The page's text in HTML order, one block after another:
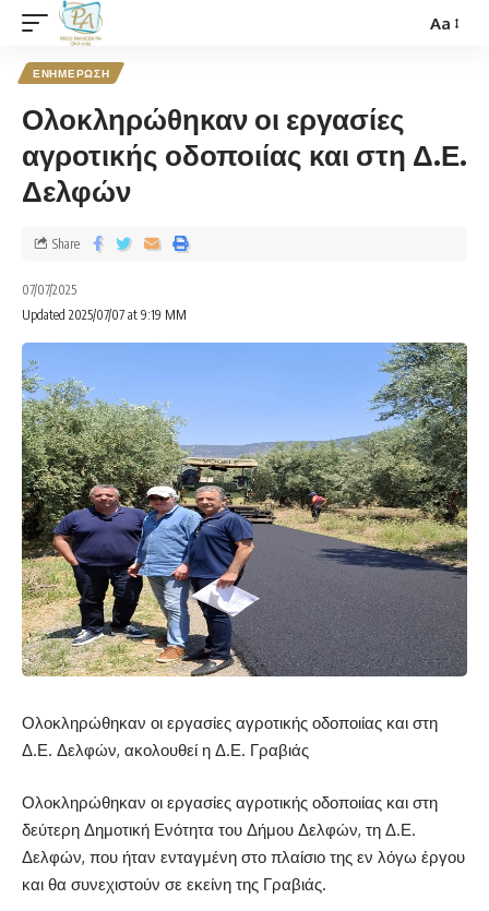
Aa
ΕΝΗΜΕΡΩΣΗ
Ολοκληρώθηκαν οι εργασίες
αγροτικής οδοποιίας και στη Δ.Ε.
Δελφών
07/07/2025
Updated 2025/07/07 at 9:19 ΜΜ
Share
Ολοκληρώθηκαν οι εργασίες αγροτικής οδοποιίας και στη
Δ.Ε. Δελφών, ακολουθεί η Δ.Ε. Γραβιάς
Ολοκληρώθηκαν οι εργασίες αγροτικής οδοποιίας και στη
δεύτερη Δημοτική Ενότητα του Δήμου Δελφών, τη Δ.Ε.
Δελφών, που ήταν ενταγμένη στο πλαίσιο της εν λόγω έργου
και θα συνεχιστούν σε εκείνη της Γραβιάς.